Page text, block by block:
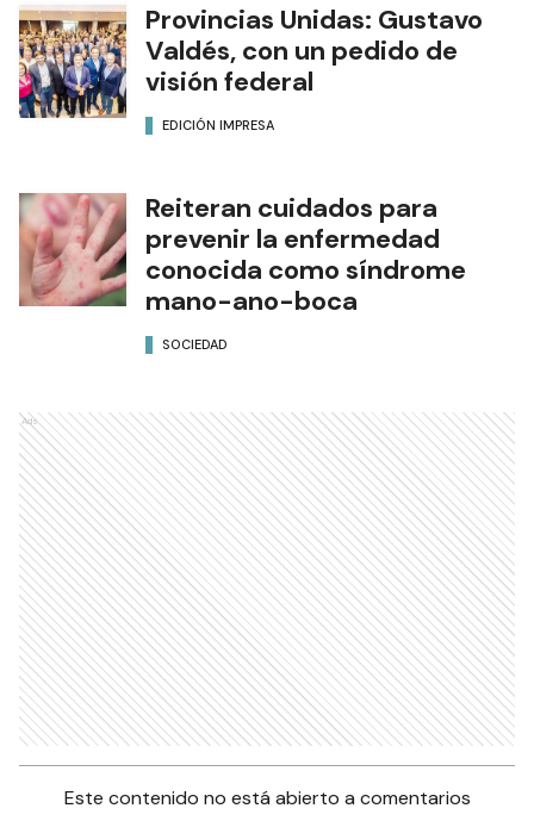
Provincias Unidas: Gustavo
Valdés, con un pedido de
visión federal
EDICIÓN IMPRESA
Reiteran cuidados para
prevenir la enfermedad
conocida como síndrome
mano-ano-boca
SOCIEDAD
Ads
Este contenido no está abierto a comentarios